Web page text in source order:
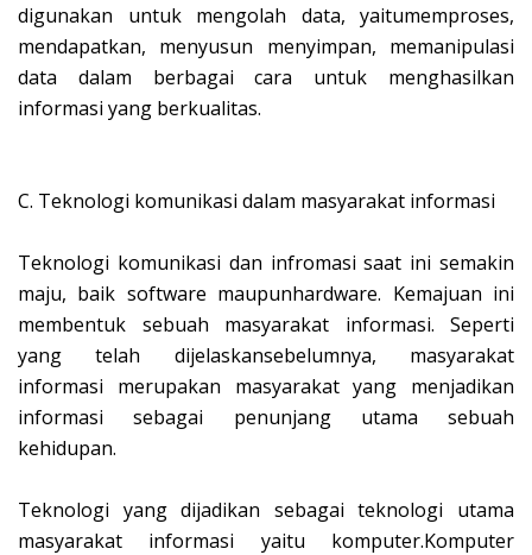
digunakan untuk mengolah data, yaitumemproses,
mendapatkan, menyusun menyimpan, memanipulasi
data dalam berbagai cara untuk menghasilkan
informasi yang berkualitas.
C. Teknologi komunikasi dalam masyarakat informasi
Teknologi komunikasi dan infromasi saat ini semakin
maju, baik software maupunhardware. Kemajuan ini
membentuk sebuah masyarakat informasi. Seperti
yang telah dijelaskansebelumnya, masyarakat
informasi merupakan masyarakat yang menjadikan
informasi sebagai penunjang utama sebuah
kehidupan.
Teknologi yang dijadikan sebagai teknologi utama
masyarakat informasi yaitu komputer.Komputer